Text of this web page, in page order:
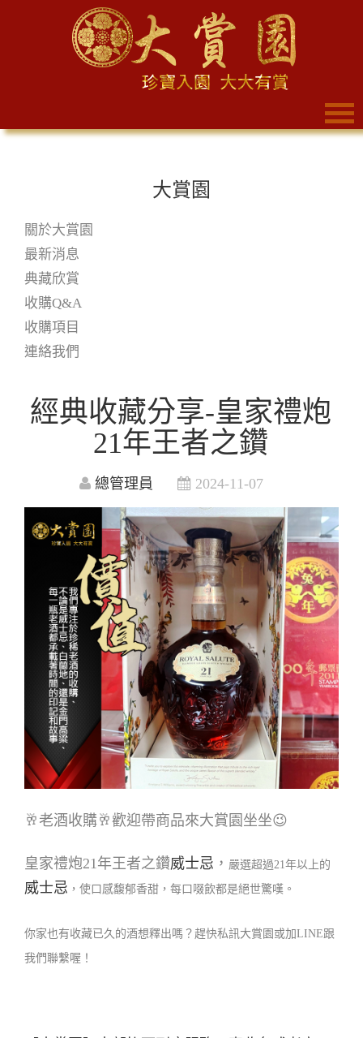
大賞園
關於大賞園
最新消息
典藏欣賞
收購Q&A
收購項目
連絡我們
經典收藏分享-皇家禮炮
21年王者之鑽
總管理員 2024-11-07
🥂老酒收購🥂歡迎帶商品來大賞園坐坐😉
皇家禮炮21年王者之鑽威士忌 ， 嚴選超過21年以上的
威士忌 ，使口感馥郁香甜，每口啜飲都是絕世驚嘆。
你家也有收藏已久的酒想釋出嗎？趕快私訊大賞園或加LINE跟
我們聯繫喔！